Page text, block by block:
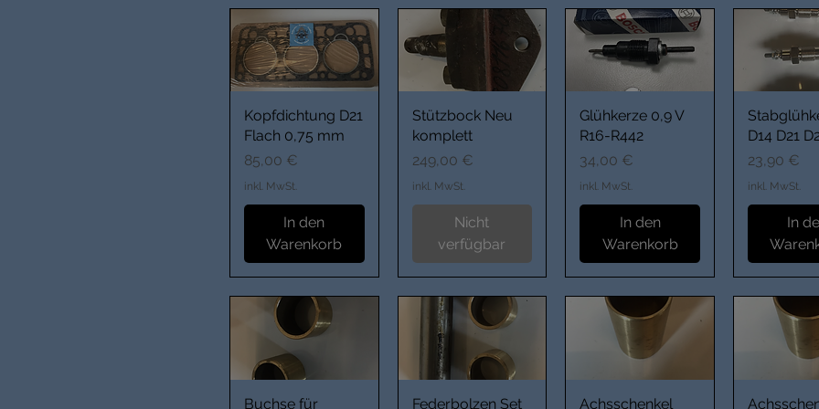
Kopfdichtung D21
Flach 0,75 mm
Preis
85,00 €
inkl. MwSt.
In den
Warenkorb
Stützbock Neu
komplett
Preis
249,00 €
inkl. MwSt.
Nicht
verfügbar
Glühkerze 0,9 V
R16-R442
Preis
34,00 €
inkl. MwSt.
In den
Warenkorb
D14 D21
Preis
23,90 €
inkl. MwSt.
In
Buchse für
Federbolzen Set
Achsschenkel